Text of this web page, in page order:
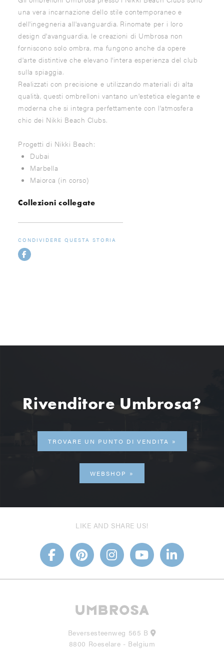
una vera incarnazione dello stile contemporaneo e
dell'ingegneria all'avanguardia. Rinomate per i loro
design d'avanguardia, le creazioni di Umbrosa non
forniscono solo ombra, ma fungono anche da opere
d'arte distintive che elevano l'intera esperienza del club
sulla spiaggia.
Realizzati con precisione e utilizzando materiali di alta
qualità, questi ombrelloni vantano un'estetica elegante e
moderna che si integra perfettamente con l'atmosfera
chic dei Nikki Beach Clubs.
Progetti di Nikki Beach:
Dubai
Marbella
Maiorca (in corso)
Collezioni collegate
CONDIVIDERE QUESTA STORIA
Rivenditore Umbrosa?
TROVARE UN PUNTO DI VENDITA
WEBSHOP
LIKE AND SHARE US!
Beversesteenweg 565 B
8800 Roeselare - Belgium